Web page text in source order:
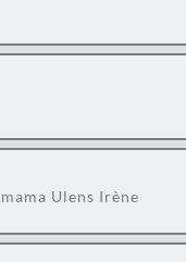
Ulens Irène